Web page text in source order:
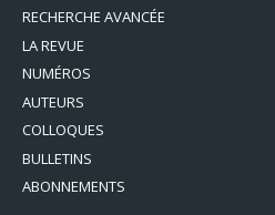
RECHERCHE AVANCÉE
LA REVUE
NUMÉROS
AUTEURS
COLLOQUES
BULLETINS
ABONNEMENTS